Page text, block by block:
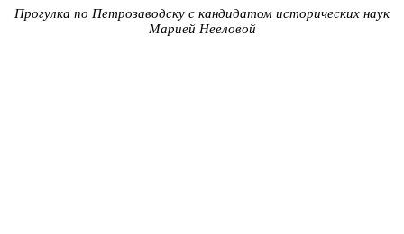
Прогулка по Петрозаводску с кандидатом исторических наук
Марией Нееловой